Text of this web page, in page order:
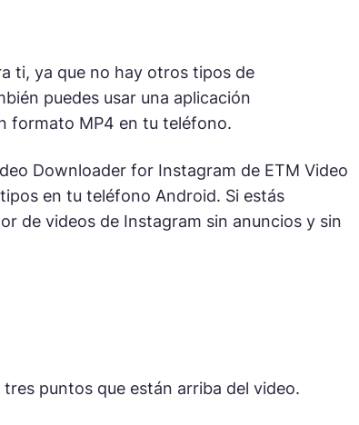
ti, ya que no hay otros tipos de
puedes usar una aplicación
formato MP4 en tu teléfono.
Downloader for Instagram de ETM Video
en tu teléfono Android. Si estás
de videos de Instagram sin anuncios y sin
puntos que están arriba del video.